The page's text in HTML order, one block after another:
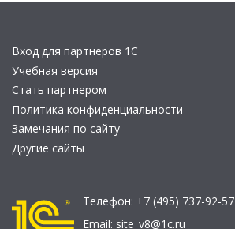
Вход для партнеров 1С
Учебная версия
Стать партнером
Политика конфиденциальности
Замечания по сайту
Другие сайты
Телефон: +7 (495) 737-92-57
Email: site_v8@1c.ru